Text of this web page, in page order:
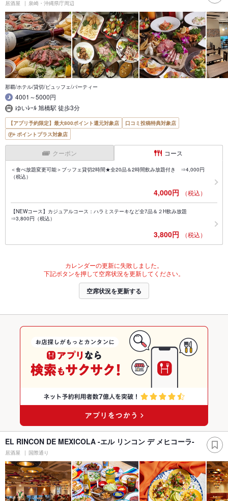
居酒屋 泉崎・沖縄県庁周辺
那覇/ホテル/貸切/ビュッフェ/パーティー
4001～5000円
ゆいﾚｰﾙ 旭橋駅 徒歩3分
【アプリ予約限定】最大800ポイント還元対象店
口コミ投稿特典対象店
ポイントプラス対象店
クーポン コース
＜食べ放題変更可能＞ブッフェ貸切2時間★全20品＆2時間飲み放題付き ⇒4,000円
（税込）
4,000円 （税込）
【NEWコース】カジュアルコース：ハラミステーキなど全7品＆２H飲み放題
⇒3,800円（税込）
3,800円 （税込）
カレンダーの更新に失敗しました。
下記ボタンを押して空席状況を更新してください。
空席状況を更新する
EL RINCON DE MEXICOLA -エル リンコン デ メヒコーラ-
居酒屋 国際通り